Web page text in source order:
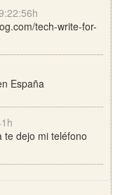
tech-write-for-
España
te dejo mi teléfono